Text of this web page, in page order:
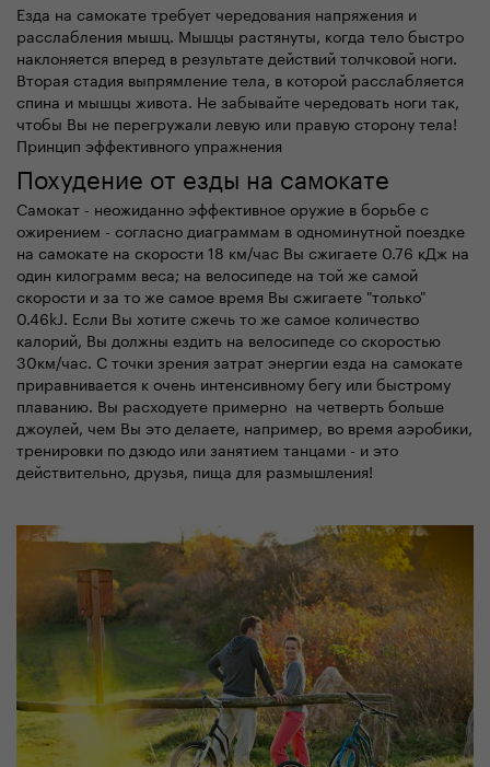
Езда на самокате требует чередования напряжения и
расслабления мышц. Мышцы растянуты, когда тело быстро
наклоняется вперед в результате действий толчковой ноги.
Вторая стадия выпрямление тела, в которой расслабляется
спина и мышцы живота. Не забывайте чередовать ноги так,
чтобы Вы не перегружали левую или правую сторону тела!
Принцип эффективного упражнения
Похудение от езды на самокате
Самокат - неожиданно эффективное оружие в борьбе с
ожирением - согласно диаграммам в одноминутной поездке
на самокате на скорости 18 км/час Вы сжигаете 0.76 кДж на
один килограмм веса; на велосипеде на той же самой
скорости и за то же самое время Вы сжигаете "только"
0.46kJ. Если Вы хотите сжечь то же самое количество
калорий, Вы должны ездить на велосипеде со скоростью
30км/час. С точки зрения затрат энергии езда на самокате
приравнивается к очень интенсивному бегу или быстрому
плаванию. Вы расходуете примерно на четверть больше
джоулей, чем Вы это делаете, например, во время аэробики,
тренировки по дзюдо или занятием танцами - и это
действительно, друзья, пища для размышления!